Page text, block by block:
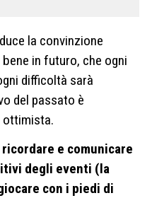
la convinzione
in futuro, che ogni
difficoltà sarà
del passato è
ottimista.
e comunicare
degli eventi (la
con i piedi di